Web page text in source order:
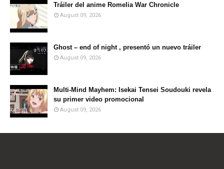
Tráiler del anime Romelia War Chronicle
August 09, 2026
Ghost – end of night , presentó un nuevo tráiler
August 09, 2026
Multi-Mind Mayhem: Isekai Tensei Soudouki revela
su primer video promocional
August 09, 2026